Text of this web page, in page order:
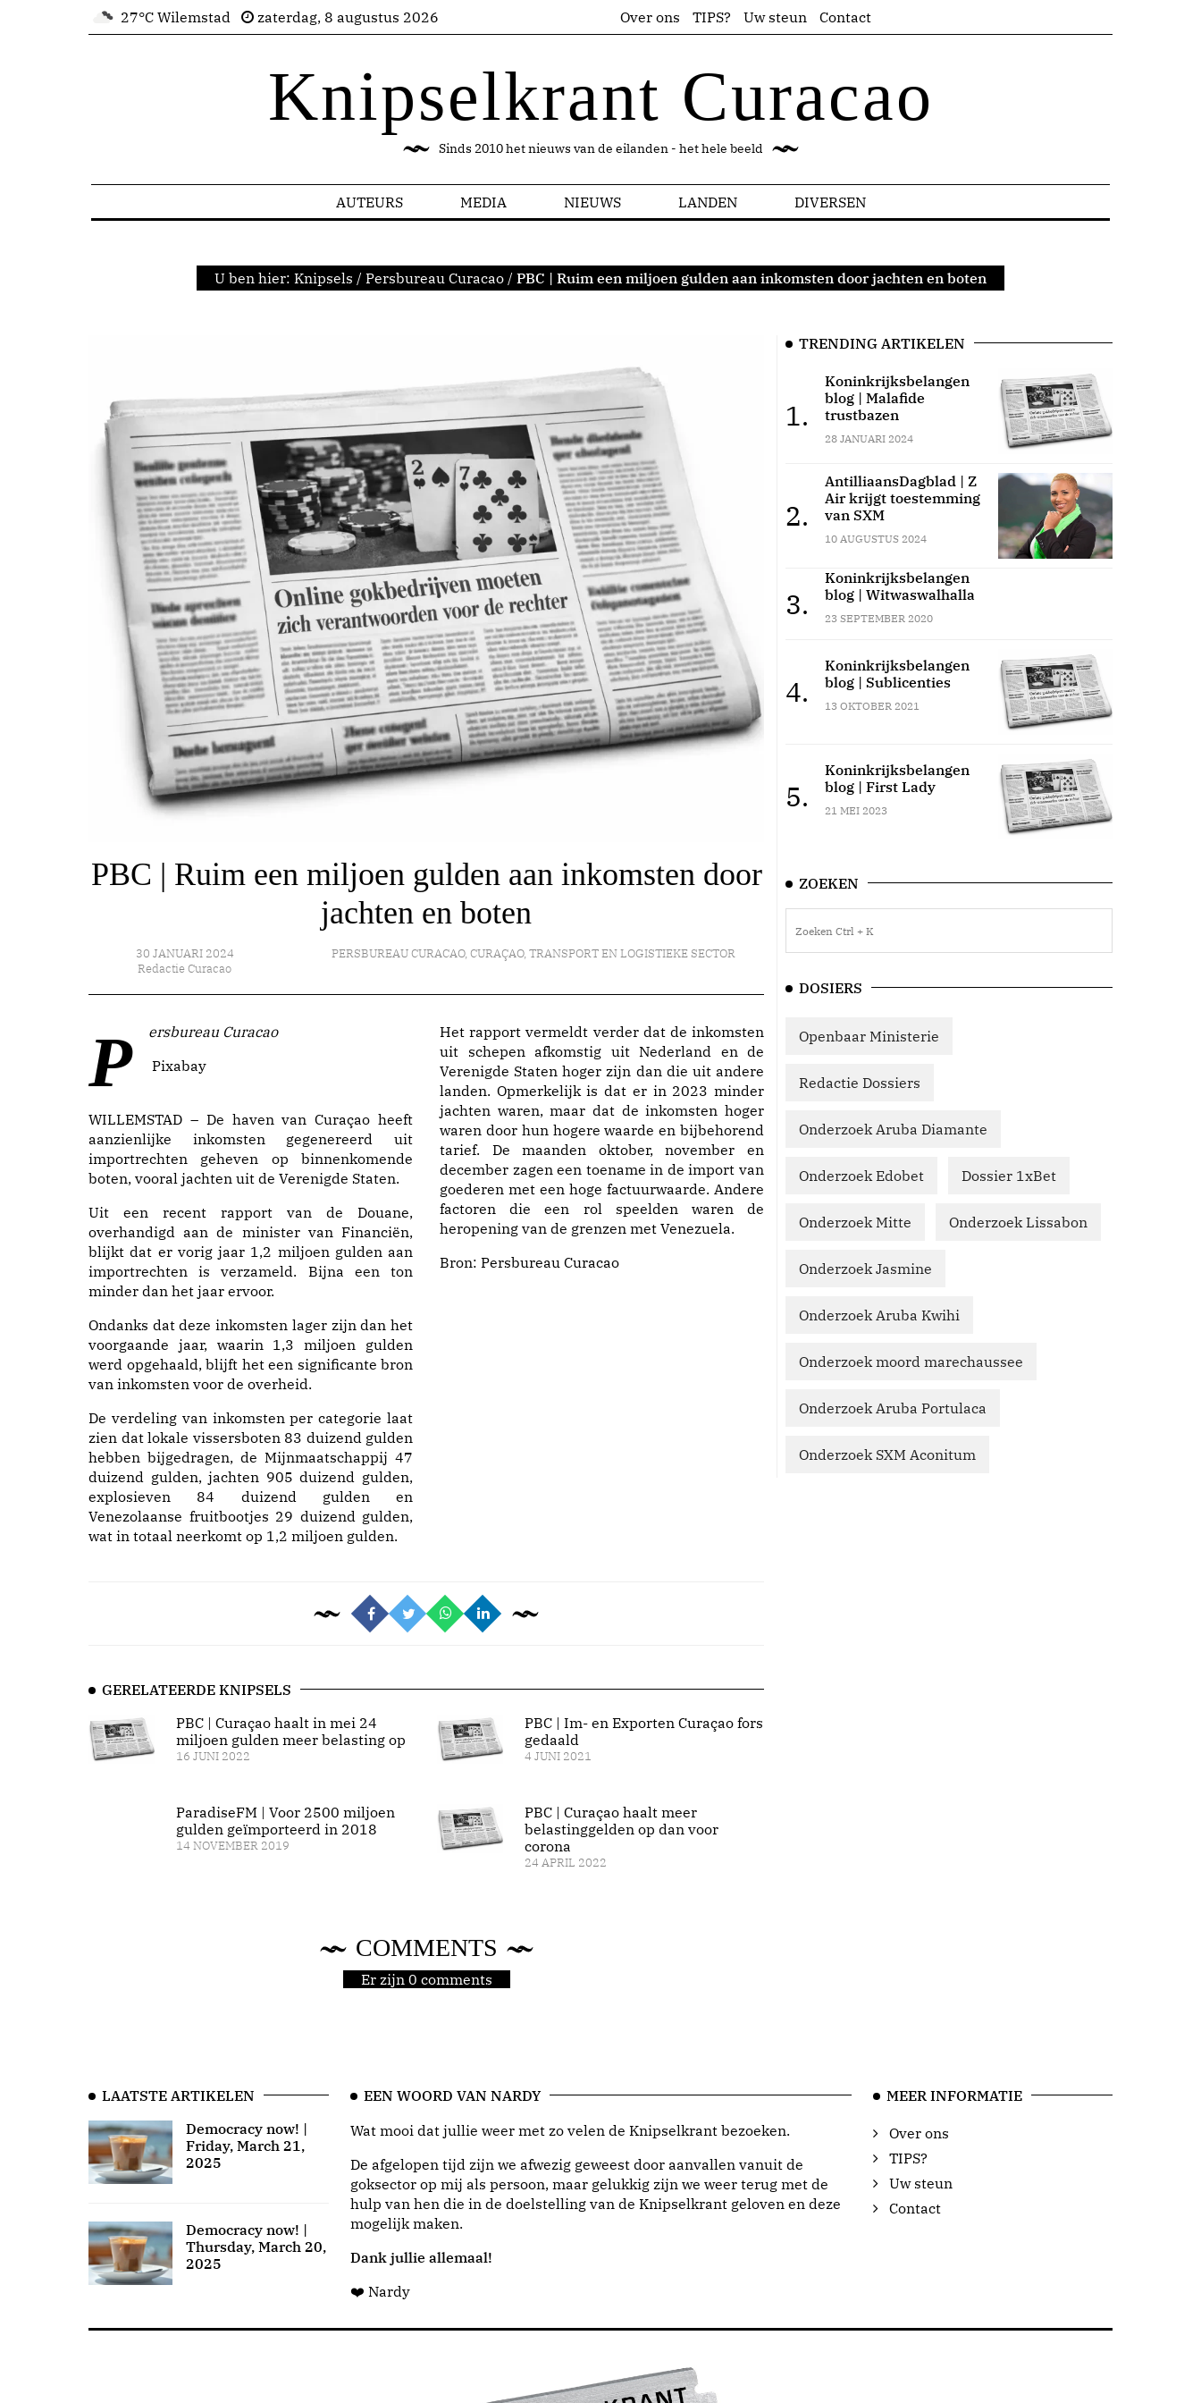
27°C Wilemstad zaterdag, 8 augustus 2026 Over ons TIPS? Uw steun Contact
Knipselkrant Curacao
Sinds 2010 het nieuws van de eilanden - het hele beeld
AUTEURS MEDIA NIEUWS LANDEN DIVERSEN
U ben hier: Knipsels / Persbureau Curacao / PBC | Ruim een miljoen gulden aan inkomsten door jachten en boten
PBC | Ruim een miljoen gulden aan inkomsten door
jachten en boten
30 JANUARI 2024
Redactie Curacao
PERSBUREAU CURACAO, CURAÇAO, TRANSPORT EN LOGISTIEKE SECTOR
Persbureau Curacao
Pixabay
WILLEMSTAD – De haven van Curaçao heeft
aanzienlijke inkomsten gegenereerd uit
importrechten geheven op binnenkomende
boten, vooral jachten uit de Verenigde Staten.
Uit een recent rapport van de Douane,
overhandigd aan de minister van Financiën,
blijkt dat er vorig jaar 1,2 miljoen gulden aan
importrechten is verzameld. Bijna een ton
minder dan het jaar ervoor.
Ondanks dat deze inkomsten lager zijn dan het
voorgaande jaar, waarin 1,3 miljoen gulden
werd opgehaald, blijft het een significante bron
van inkomsten voor de overheid.
De verdeling van inkomsten per categorie laat
zien dat lokale vissersboten 83 duizend gulden
hebben bijgedragen, de Mijnmaatschappij 47
duizend gulden, jachten 905 duizend gulden,
explosieven 84 duizend gulden en
Venezolaanse fruitbootjes 29 duizend gulden,
wat in totaal neerkomt op 1,2 miljoen gulden.
Het rapport vermeldt verder dat de inkomsten
uit schepen afkomstig uit Nederland en de
Verenigde Staten hoger zijn dan die uit andere
landen. Opmerkelijk is dat er in 2023 minder
jachten waren, maar dat de inkomsten hoger
waren door hun hogere waarde en bijbehorend
tarief. De maanden oktober, november en
december zagen een toename in de import van
goederen met een hoge factuurwaarde. Andere
factoren die een rol speelden waren de
heropening van de grenzen met Venezuela.
Bron: Persbureau Curacao
GERELATEERDE KNIPSELS
PBC | Curaçao haalt in mei 24
miljoen gulden meer belasting op
16 JUNI 2022
ParadiseFM | Voor 2500 miljoen
gulden geïmporteerd in 2018
14 NOVEMBER 2019
PBC | Im- en Exporten Curaçao fors
gedaald
4 JUNI 2021
PBC | Curaçao haalt meer
belastinggelden op dan voor
corona
24 APRIL 2022
COMMENTS
Er zijn 0 comments
TRENDING ARTIKELEN
1.
Koninkrijksbelangen
blog | Malafide
trustbazen
28 JANUARI 2024
2.
AntilliaansDagblad | Z
Air krijgt toestemming
van SXM
10 AUGUSTUS 2024
3.
Koninkrijksbelangen
blog | Witwaswalhalla
23 SEPTEMBER 2020
4.
Koninkrijksbelangen
blog | Sublicenties
13 OKTOBER 2021
5.
Koninkrijksbelangen
blog | First Lady
21 MEI 2023
ZOEKEN
DOSIERS
Openbaar Ministerie
Redactie Dossiers
Onderzoek Aruba Diamante
Onderzoek Edobet Dossier 1xBet
Onderzoek Mitte Onderzoek Lissabon
Onderzoek Jasmine
Onderzoek Aruba Kwihi
Onderzoek moord marechaussee
Onderzoek Aruba Portulaca
Onderzoek SXM Aconitum
LAATSTE ARTIKELEN
Democracy now! |
Friday, March 21,
2025
Democracy now! |
Thursday, March 20,
2025
EEN WOORD VAN NARDY
Wat mooi dat jullie weer met zo velen de Knipselkrant bezoeken.
De afgelopen tijd zijn we afwezig geweest door aanvallen vanuit de
goksector op mij als persoon, maar gelukkig zijn we weer terug met de
hulp van hen die in de doelstelling van de Knipselkrant geloven en deze
mogelijk maken.
Dank jullie allemaal!
❤️ Nardy
MEER INFORMATIE
Over ons
TIPS?
Uw steun
Contact